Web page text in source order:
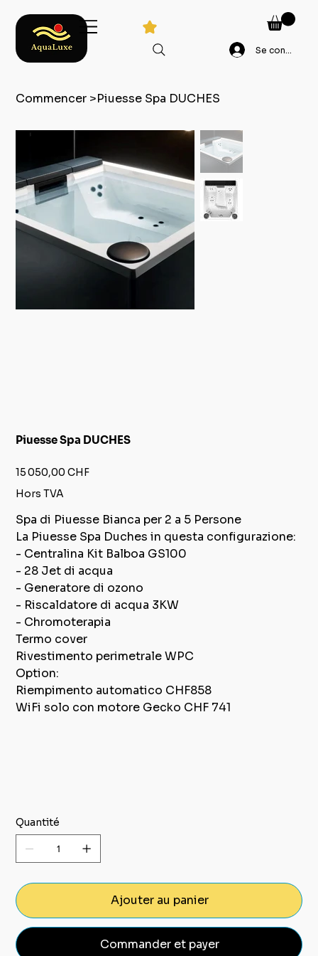
Se connecter
Commencer >Piuesse Spa DUCHES
Piuesse Spa DUCHES
Prix
15 050,00 CHF
Hors TVA
Spa di Piuesse Bianca per 2 a 5 Persone
La Piuesse Spa Duches in questa configurazione:
- Centralina Kit Balboa GS100
- 28 Jet di acqua
- Generatore di ozono
- Riscaldatore di acqua 3KW
- Chromoterapia
Termo cover
Rivestimento perimetrale WPC
Option:
Riempimento automatico CHF858
WiFi solo con motore Gecko CHF 741
Quantité
Ajouter au panier
Commander et payer